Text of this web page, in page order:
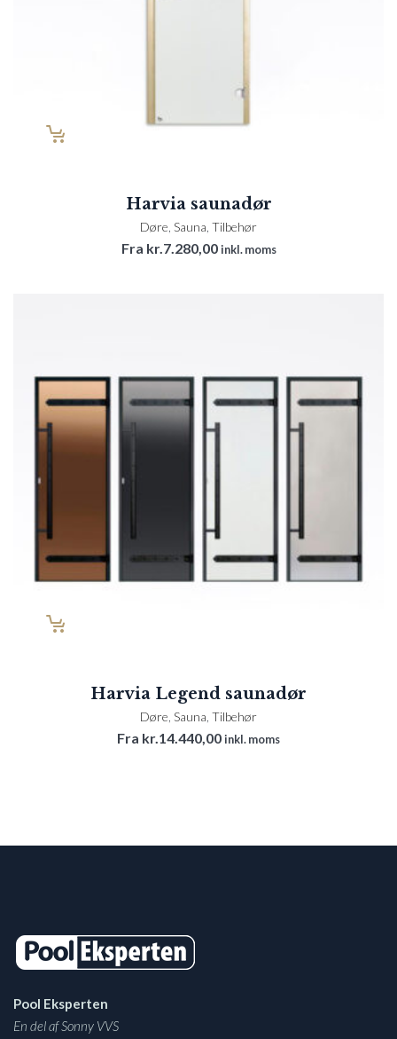
Harvia saunadør
Døre Sauna Tilbehør
Fra kr.7.280,00 inkl. moms
Harvia Legend saunadør
Døre Sauna Tilbehør
Fra kr.14.440,00inkl. moms
Pool Eksperten
En del af Sonny VVS